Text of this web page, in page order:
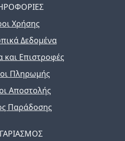
Χρήσης
Δεδομένα
και Επιστροφές
Πληρωμής
Αποστολής
Παράδοσης